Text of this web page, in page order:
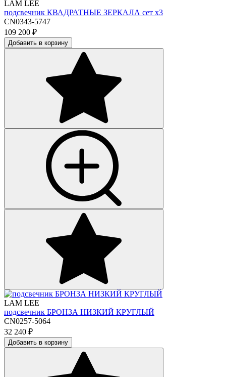
LAM LEE
подсвечник КВАДРАТНЫЕ ЗЕРКАЛА сет х3
CN0343-5747
109 200 ₽
Добавить в корзину
LAM LEE
подсвечник БРОНЗА НИЗКИЙ КРУГЛЫЙ
CN0257-5064
32 240 ₽
Добавить в корзину